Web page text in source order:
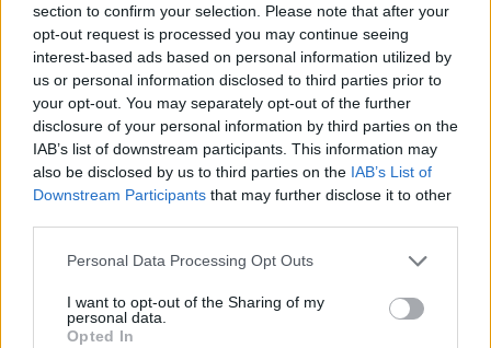
section to confirm your selection. Please note that after your
opt-out request is processed you may continue seeing
interest-based ads based on personal information utilized by
us or personal information disclosed to third parties prior to
your opt-out. You may separately opt-out of the further
disclosure of your personal information by third parties on the
IAB’s list of downstream participants. This information may
also be disclosed by us to third parties on the IAB’s List of
Downstream Participants that may further disclose it to other
Personal Data Processing Opt Outs
I want to opt-out of the Sharing of my
personal data.
Opted In
„Jesteśmy pewni, że pośród tak wielkiej przemocy Bóg nie
pozwoli, aby zabrakło serc i rąk niosących pomoc i
pocieszenie, ludzi wprowadzających pokój zdolnych
podnosić na duchu tych, którzy są pogrążeni w bólu i
smutku” – powiedział Ojciec Święty podczas czuwania
modlitewnego Jubileuszu Pocieszenia. Na tę uroczystość
szczególnie zaproszono osoby, które przeżywają czas
bólu i cierpienia z powodu chorób, żałoby, przemocy i